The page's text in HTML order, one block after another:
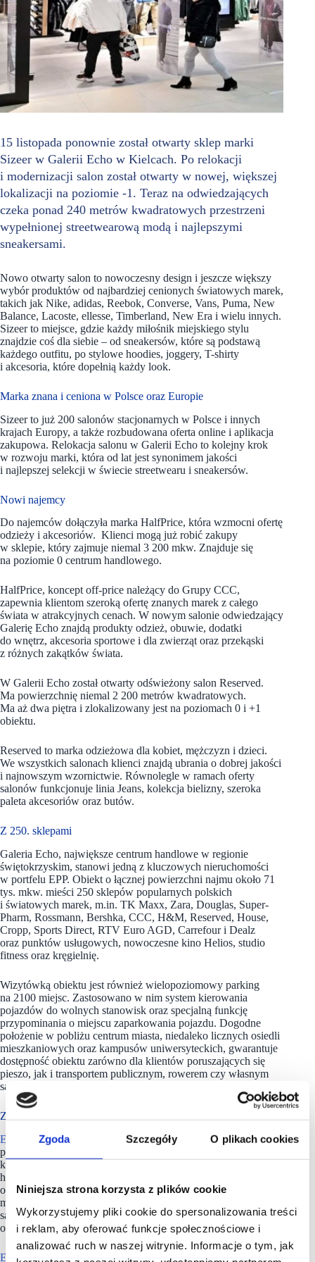
Zgoda Szczegóły O plikach cookies
Niniejsza strona korzysta z plików cookie
Wykorzystujemy pliki cookie do spersonalizowania treści
i reklam, aby oferować funkcje społecznościowe i
analizować ruch w naszej witrynie. Informacje o tym, jak
15 listopada ponownie został otwarty sklep marki
Sizeer w Galerii Echo w Kielcach. Po relokacji
i modernizacji salon został otwarty w nowej, większej
lokalizacji na poziomie -1. Teraz na odwiedzających
czeka ponad 240 metrów kwadratowych przestrzeni
wypełnionej streetwearową modą i najlepszymi
sneakersami.
Nowo otwarty salon to nowoczesny design i jeszcze większy
wybór produktów od najbardziej cenionych światowych marek,
takich jak Nike, adidas, Reebok, Converse, Vans, Puma, New
Balance, Lacoste, ellesse, Timberland, New Era i wielu innych.
Sizeer to miejsce, gdzie każdy miłośnik miejskiego stylu
znajdzie coś dla siebie – od sneakersów, które są podstawą
każdego outfitu, po stylowe hoodies, joggery, T-shirty
i akcesoria, które dopełnią każdy look.
Marka znana i ceniona w Polsce oraz Europie
Sizeer to już 200 salonów stacjonarnych w Polsce i innych
krajach Europy, a także rozbudowana oferta online i aplikacja
zakupowa. Relokacja salonu w Galerii Echo to kolejny krok
w rozwoju marki, która od lat jest synonimem jakości
i najlepszej selekcji w świecie streetwearu i sneakersów.
Nowi najemcy
Do najemców dołączyła marka HalfPrice, która wzmocni ofertę
odzieży i akcesoriów. Klienci mogą już robić zakupy
w sklepie, który zajmuje niemal 3 200 mkw. Znajduje się
na poziomie 0 centrum handlowego.
HalfPrice, koncept off-price należący do Grupy CCC,
zapewnia klientom szeroką ofertę znanych marek z całego
świata w atrakcyjnych cenach. W nowym salonie odwiedzający
Galerię Echo znajdą produkty odzież, obuwie, dodatki
do wnętrz, akcesoria sportowe i dla zwierząt oraz przekąski
z różnych zakątków świata.
W Galerii Echo został otwarty odświeżony salon Reserved.
Ma powierzchnię niemal 2 200 metrów kwadratowych.
Ma aż dwa piętra i zlokalizowany jest na poziomach 0 i +1
obiektu.
Reserved to marka odzieżowa dla kobiet, mężczyzn i dzieci.
We wszystkich salonach klienci znajdą ubrania o dobrej jakości
i najnowszym wzornictwie. Równolegle w ramach oferty
salonów funkcjonuje linia Jeans, kolekcja bielizny, szeroka
paleta akcesoriów oraz butów.
Z 250. sklepami
Galeria Echo, największe centrum handlowe w regionie
świętokrzyskim, stanowi jedną z kluczowych nieruchomości
w portfelu EPP. Obiekt o łącznej powierzchni najmu około 71
tys. mkw. mieści 250 sklepów popularnych polskich
i światowych marek, m.in. TK Maxx, Zara, Douglas, Super-
Pharm, Rossmann, Bershka, CCC, H&M, Reserved, House,
Cropp, Sports Direct, RTV Euro AGD, Carrefour i Dealz
oraz punktów usługowych, nowoczesne kino Helios, studio
fitness oraz kręgielnię.
Wizytówką obiektu jest również wielopoziomowy parking
na 2100 miejsc. Zastosowano w nim system kierowania
pojazdów do wolnych stanowisk oraz specjalną funkcję
przypominania o miejscu zaparkowania pojazdu. Dogodne
położenie w pobliżu centrum miasta, niedaleko licznych osiedli
mieszkaniowych oraz kampusów uniwersyteckich, gwarantuje
dostępność obiektu zarówno dla klientów poruszających się
pieszo, jak i transportem publicznym, rowerem czy własnym
samochodem.
Z 35 projektami w portfolio
EPP
jest największym zarządcą centrów handlowych w Polsce
pod względem powierzchni najmu (GLA). Portfel,
którym zarządzamy, obejmuje 35 projektów (29 obiektów
handlowych i 6 kompleksów biurowych) o łącznej wartości
około 2,8 mld euro i powierzchni najmu wynoszącej ponad
milion metrów kwadratowych. Nieruchomości
są zlokalizowane w najbardziej atrakcyjnych polskich miastach
o największym popycie konsumenckim i potencjale wzrostu.
EPP należy do Redefine Properties, drugiego największego